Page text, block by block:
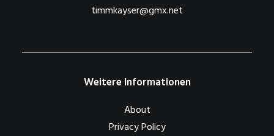
timmkayser@gmx.net
Weitere Informationen
About
Privacy Policy